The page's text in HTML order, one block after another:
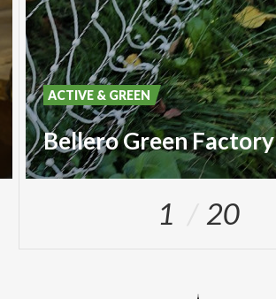
Bellero Green Factory
ACTIVE & GREEN
1 20